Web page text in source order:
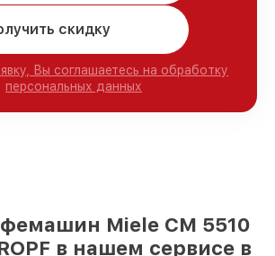
скидку
Вы соглашаетесь на обработку
персональных данных
Miele CM 5510
в нашем сервисе в